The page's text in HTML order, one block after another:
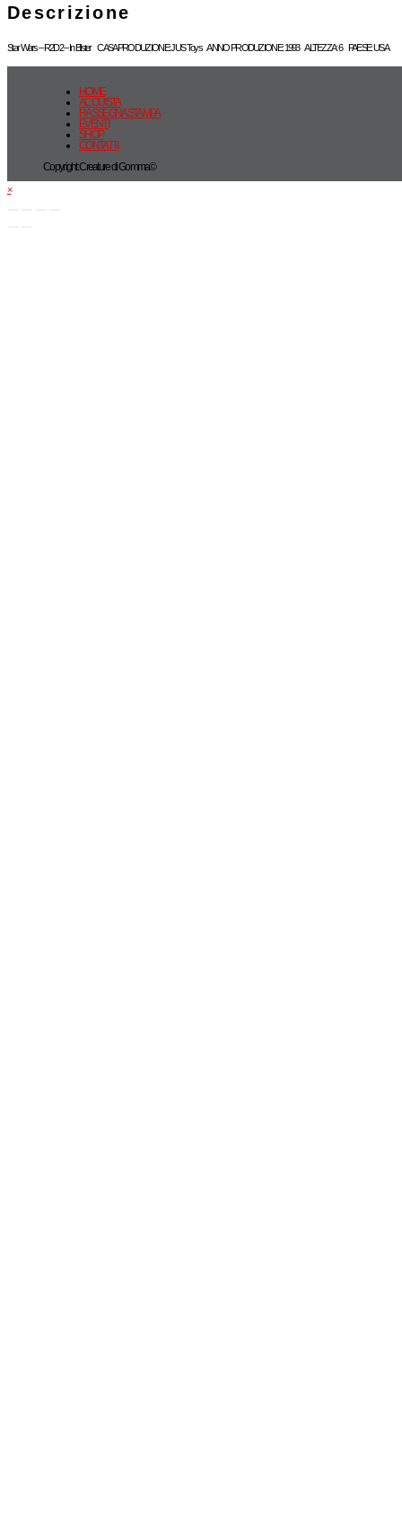
Descrizione
Star Wars – R2D2 – In Blister CASA PRODUZIONE: JUS Toys ANNO PRODUZIONE: 1993 ALTEZZA: 6 PAESE: USA
HOME
ACQUISTA
RASSEGNA STAMPA
EVENTI
SHOP
CONTATTI
Copyright: Creature di Gomma©
×